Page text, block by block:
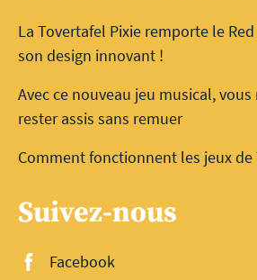
La Tovertafel Pixie remporte le
son design innovant !
Avec ce nouveau jeu musical, vous
rester assis sans remuer
Comment fonctionnent les jeux de
Suivez-nous
Facebook